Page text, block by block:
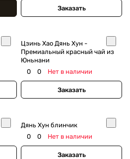
Заказать
Цзинь Хао Дянь Хун -
Премиальный красный чай из
Юньнани
0
0 Нет в наличии
Заказать
Дянь Хун блинчик
0
0 Нет в наличии
Заказать